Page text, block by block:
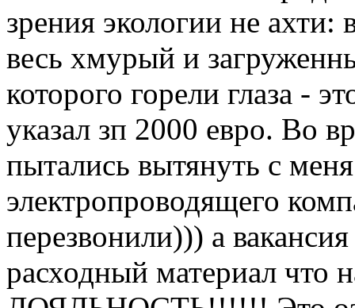
зрения экологии не ахти:
весь хмурый и
которого горели глаза -
указал зп 2000 евро. Во
пытались вытянуть с
электропроводящего
перезвонили))) а
расходный материал что